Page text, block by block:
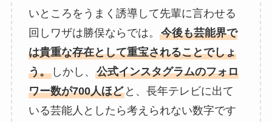
いところをうまく誘導して先輩に言わせる
回しワザは勝俣ならでは。 今後も芸能界で
は貴重な存在として重宝されることでしょ
う。しかし、 公式インスタグラムのフォロ
ワー数が700人ほどと、長年テレビに出て
いる芸能人としたら考えられない数字です